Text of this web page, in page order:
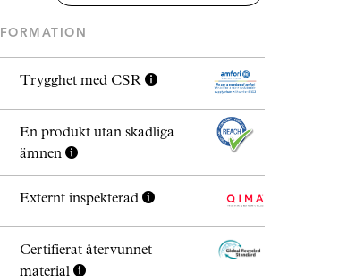
Trygghet med CSR
En produkt utan skadliga
ämnen
Externt inspekterad
Certifierat återvunnet
material